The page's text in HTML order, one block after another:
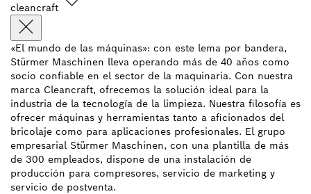
cleancraft
«El mundo de las máquinas»: con este lema por bandera,
Stürmer Maschinen lleva operando más de 40 años como
socio confiable en el sector de la maquinaria. Con nuestra
marca Cleancraft, ofrecemos la solución ideal para la
industria de la tecnología de la limpieza. Nuestra filosofía es
ofrecer máquinas y herramientas tanto a aficionados del
bricolaje como para aplicaciones profesionales. El grupo
empresarial Stürmer Maschinen, con una plantilla de más
de 300 empleados, dispone de una instalación de
producción para compresores, servicio de marketing y
servicio de postventa.